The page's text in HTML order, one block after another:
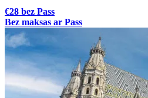
€28 bez Pass
Bez maksas ar Pass